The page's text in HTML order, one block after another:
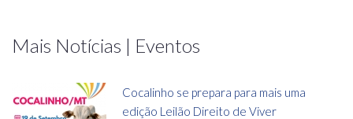
Mais Notícias | Eventos
Cocalinho se prepara para mais uma
edição Leilão Direito de Viver